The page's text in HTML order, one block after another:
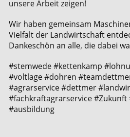
unsere Arbeit zeigen!
Wir haben gemeinsam
Vielfalt der Landwirtschaft
Dankeschön an alle, die dabei
#stemwede #kettenkamp
#voltlage #dohren
#agrarservice #dettmer
#fachkraftagrarservice #Zukunft
#ausbildung